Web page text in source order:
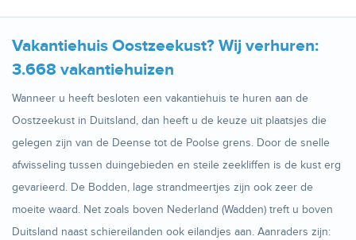
Vakantiehuis Oostzeekust? Wij verhuren:
3.668 vakantiehuizen
Wanneer u heeft besloten een vakantiehuis te huren aan de
Oostzeekust in Duitsland, dan heeft u de keuze uit plaatsjes die
gelegen zijn van de Deense tot de Poolse grens. Door de snelle
afwisseling tussen duingebieden en steile zeekliffen is de kust erg
gevarieerd. De Bodden, lage strandmeertjes zijn ook zeer de
moeite waard. Net zoals boven Nederland (Wadden) treft u boven
Duitsland naast schiereilanden ook eilandjes aan. Aanraders zijn: